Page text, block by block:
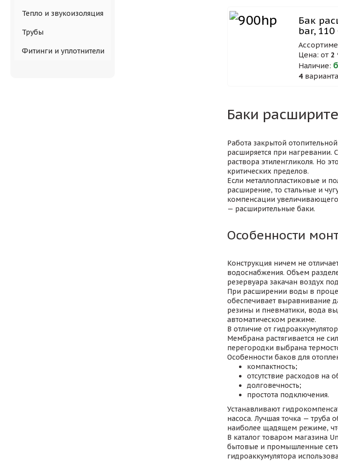
Бак
bar, 110
Цена: от 2
Наличие:
4 варианта
Баки
Работа закрытой
расширяется при нагревании.
раствора этиленгликоля. Но
критических пределов.
Если металлопластиковые и
расширение, то стальные и
компенсации
— расширительные баки.
Особенности
Конструкция ничем не
водоснабжения. Объем
резервуара закачан воздух
При расширении воды в
обеспечивает выравнивание
резины и пневматики, вода
автоматическом режиме.
В отличие от
Мембрана растягивается не
перегородки выбрана
Особенности баков для
компактность;
отсутствие расходов на
долговечность;
простота подключения.
Устанавливают
насоса. Лучшая точка — труба
наиболее щадящем режиме,
В каталог товаром магазина
бытовые и промышленные
гидроаккумулятора
Тепло и звукоизоляция
Трубы
Фитинги и уплотнители